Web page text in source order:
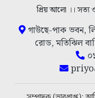
প্রিয় আলো ।। সত্য
গাউছে-পাক ভবন,
রোড, মতিঝিল